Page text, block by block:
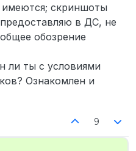
имеются; скриншоты
в ДС, не
обозрение
ли ты с условиями
Ознакомлен и
9